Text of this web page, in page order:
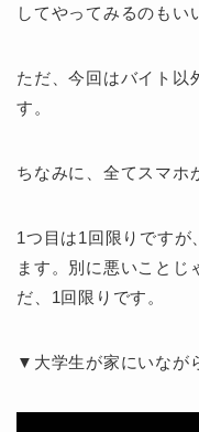
してやってみるのもい
ただ、今回はバイト以
す。
ちなみに、全てスマホ
1つ目は1回限りです
ます。別に悪いことじ
だ、1回限りです。
▼大学生が家にいなが